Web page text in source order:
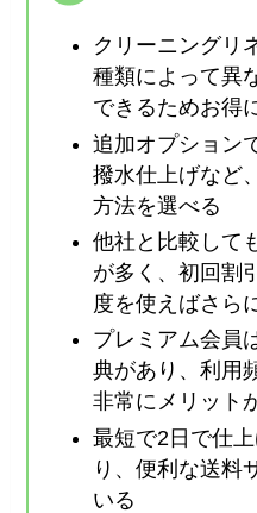
クリーニングリ
種類によって異
できるためお得
追加オプション
撥水仕上げなど
方法を選べる
他社と比較して
が多く、初回割
度を使えばさら
プレミアム会員
典があり、利用
非常にメリット
最短で2日で仕
り、便利な送料
いる